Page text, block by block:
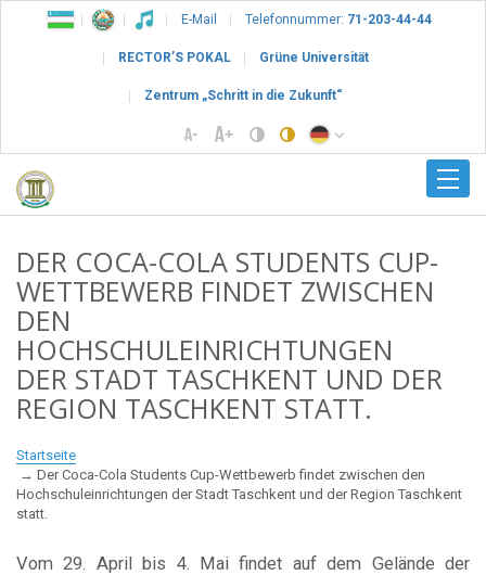
E-Mail Telefonnummer: 71-203-44-44
RECTOR’S POKAL Grüne Universität
Zentrum „Schritt in die Zukunft“
DER COCA-COLA STUDENTS CUP-
WETTBEWERB FINDET ZWISCHEN
DEN
HOCHSCHULEINRICHTUNGEN
DER STADT TASCHKENT UND DER
REGION TASCHKENT STATT.
Startseite
Der Coca-Cola Students Cup-Wettbewerb findet zwischen den
Hochschuleinrichtungen der Stadt Taschkent und der Region Taschkent
statt.
Vom 29. April bis 4. Mai findet auf dem Gelände der